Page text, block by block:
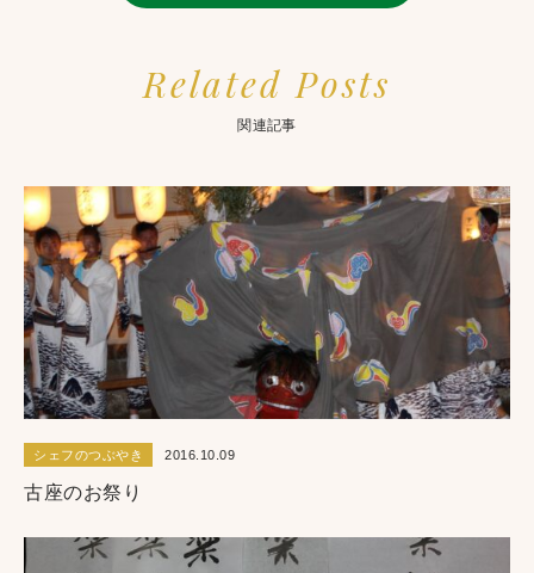
Related Posts
関連記事
シェフのつぶやき 2016.10.09
古座のお祭り